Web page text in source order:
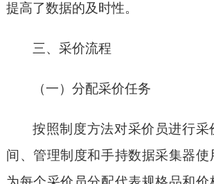
提高了数据的及时性。
三、采价流程
（一）分配采价任务
按照制度方法对采价员进行采
间、管理制度和手持数据采集器使